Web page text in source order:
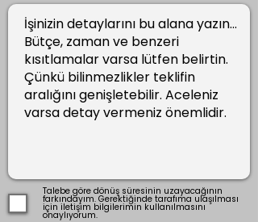
Talebe göre dönüş süresinin uzayacağının
farkındayım. Gerektiğinde tarafıma ulaşılması
için iletişim bilgilerimin kullanılmasını
onaylıyorum.